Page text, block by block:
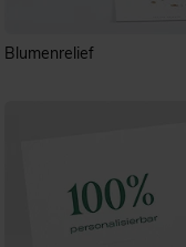
Blumenrelief